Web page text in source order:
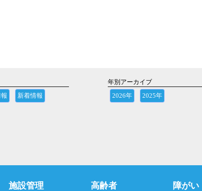
新着情報
年別アーカイブ
2026年
2025年
施設管理 高齢者 障がい